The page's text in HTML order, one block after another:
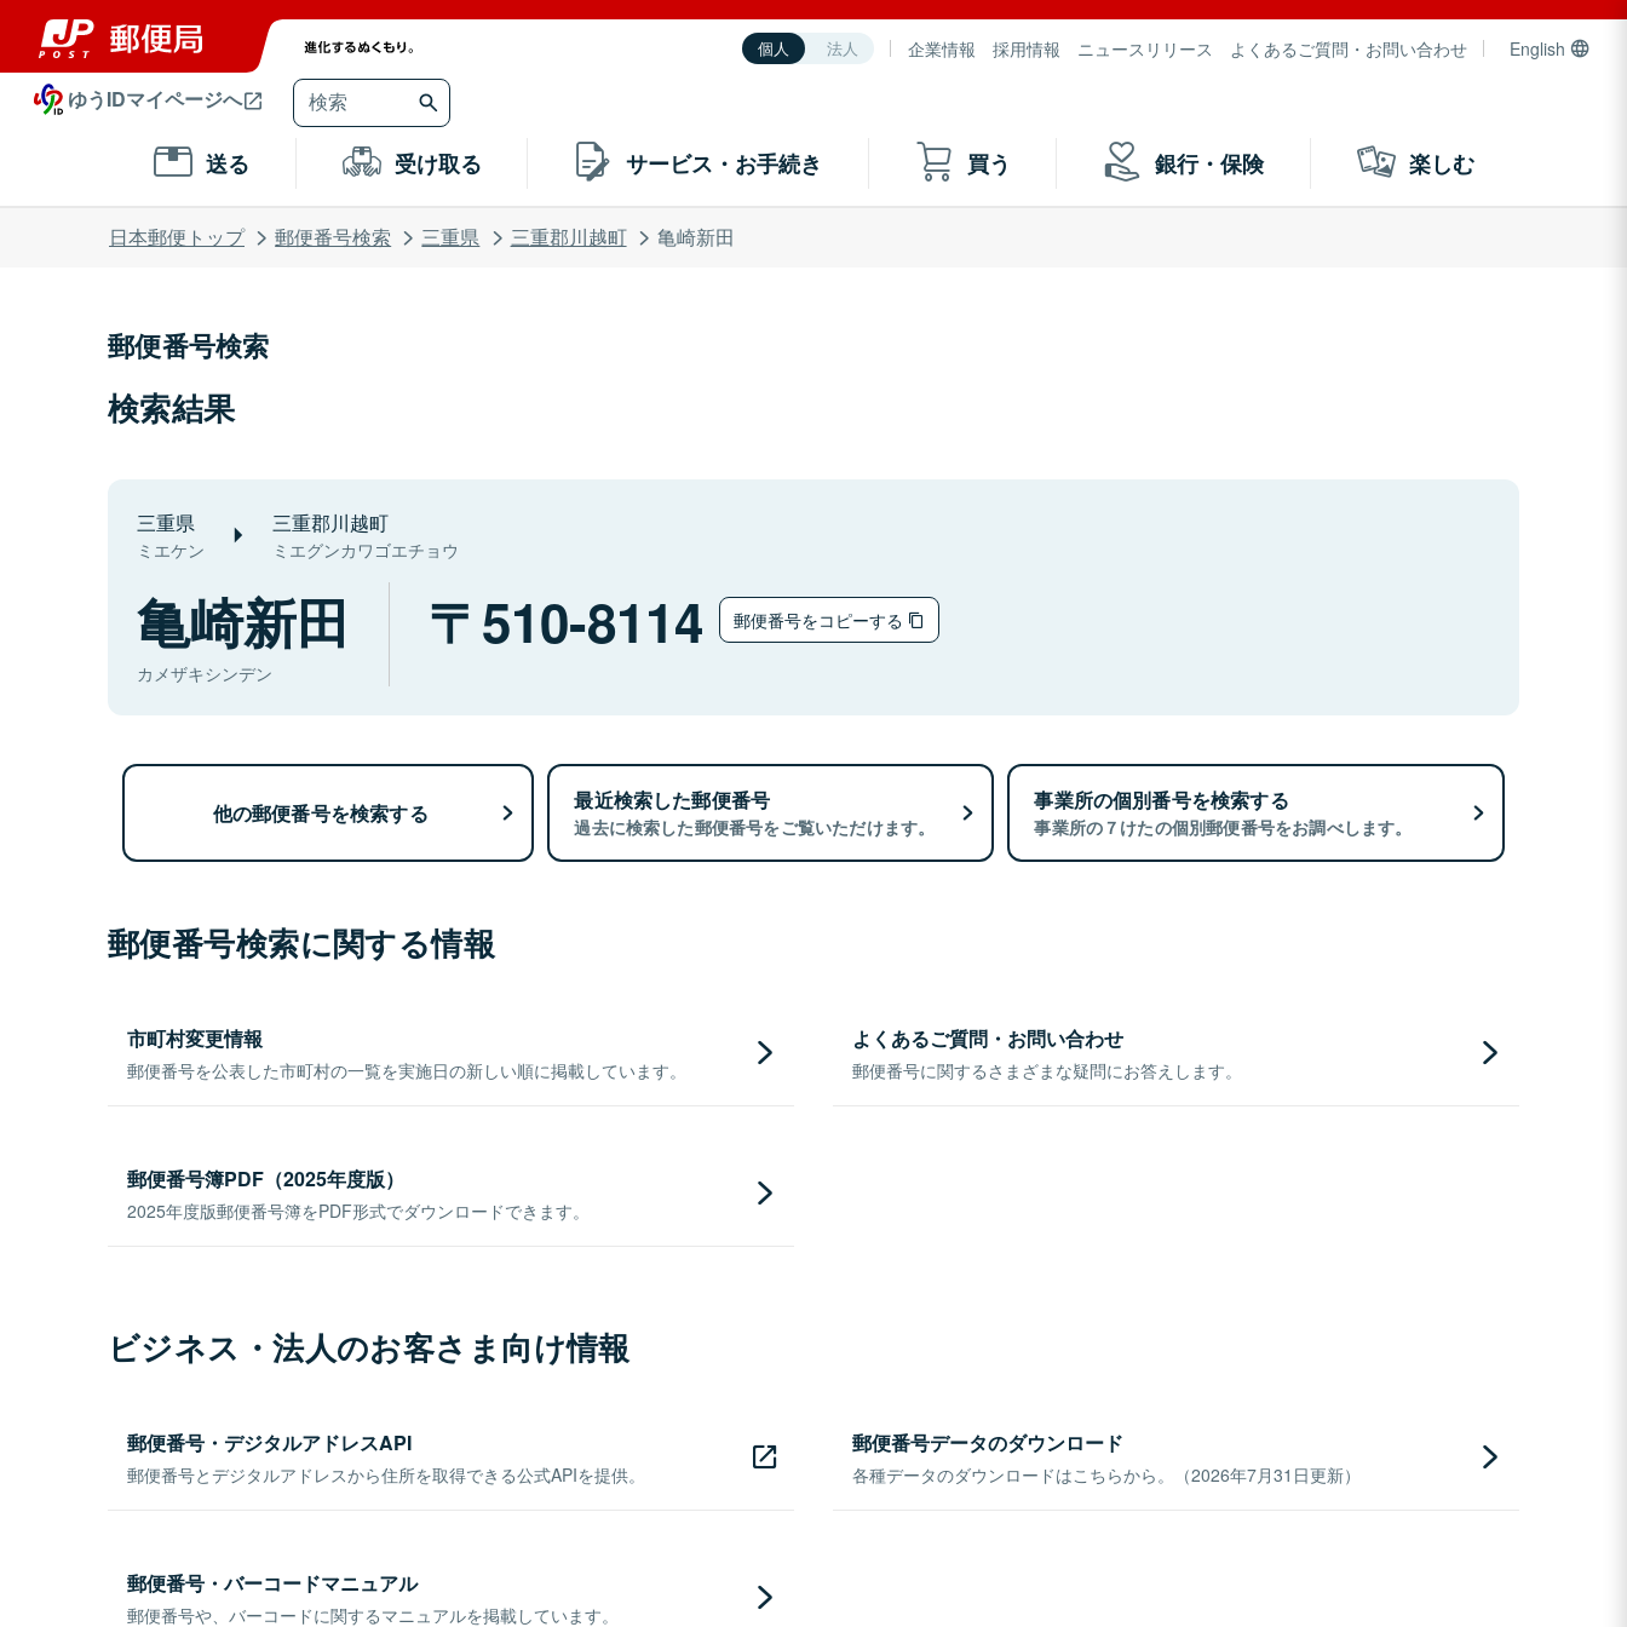
個人 法人 企業情報 採用情報 ニュースリリース よくあるご質問・お問い合わせ English
ゆうIDマイページへ
送る 受け取る サービス・お手続き 買う 銀行・保険 楽しむ
日本郵便トップ 郵便番号検索 三重県 三重郡川越町 亀崎新田
郵便番号検索
検索結果
三重県
ミエケン
三重郡川越町
ミエグンカワゴエチョウ
亀崎新田
カメザキシンデン
510-8114 郵便番号をコピーする
他の郵便番号を検索する 最近検索した郵便番号
過去に検索した郵便番号をご覧いただけます。
事業所の個別番号を検索する
事業所の７けたの個別郵便番号をお調べします。
郵便番号検索に関する情報
市町村変更情報
郵便番号を公表した市町村の一覧を実施日の新しい順に掲載しています。
よくあるご質問・お問い合わせ
郵便番号に関するさまざまな疑問にお答えします。
郵便番号簿PDF（2025年度版）
2025年度版郵便番号簿をPDF形式でダウンロードできます。
ビジネス・法人のお客さま向け情報
郵便番号・デジタルアドレスAPI
郵便番号とデジタルアドレスから住所を取得できる公式APIを提供。
郵便番号データのダウンロード
各種データのダウンロードはこちらから。（2026年7月31日更新）
郵便番号・バーコードマニュアル
郵便番号や、バーコードに関するマニュアルを掲載しています。